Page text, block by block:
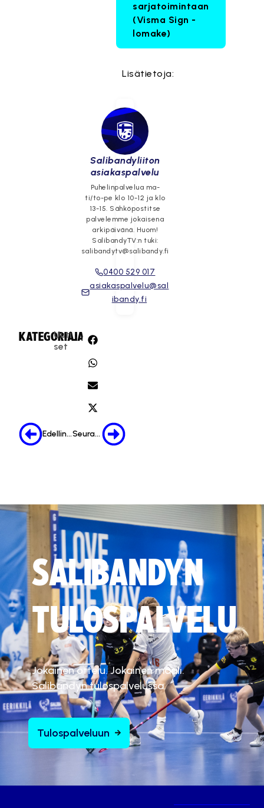
sarjatoimintaan
(Visma Sign -
lomake)
Lisätietoja:
Salibandyliiton
asiakaspalvelu
Puhelinpalvelua ma-
ti/to-pe klo 10-12 ja klo
13-15. Sähköpostitse
palvelemme jokaisena
arkipäivänä. Huom!
SalibandyTV:n tuki:
salibandytv@salibandy.fi
0400 529 017
asiakaspalvelu@sal
ibandy.fi
KATEGORIA:
Uuti
set
JAA:
Edellinen Seuraava
SALIBANDYN
TULOSPALVELU
Jokainen ottelu. Jokainen maali.
Salibandyn tulospalvelussa.
Tulospalveluun